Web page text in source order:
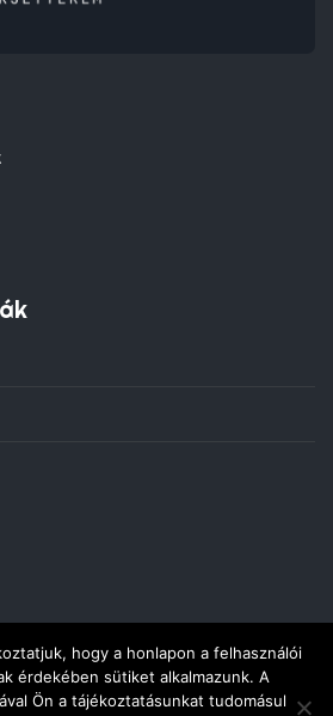
Sas Gyorsétkezde - Minden jog
fenntartva.
hogy a honlapon a felhasználói
érdekében sütiket alkalmazunk. A
Ön a tájékoztatásunkat tudomásul